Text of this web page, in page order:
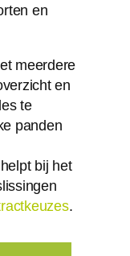
en
meerdere
en
te
panden
bij het
.